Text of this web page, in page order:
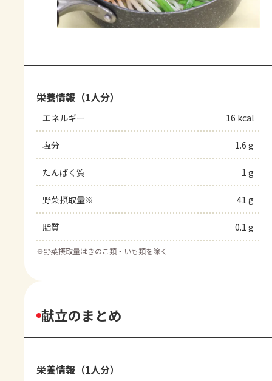
栄養情報（1人分）
エネルギー 16 kcal
塩分 1.6 g
たんぱく質 1 g
野菜摂取量※ 41 g
脂質 0.1 g
※野菜摂取量はきのこ類・いも類を除く
献立のまとめ
栄養情報（1人分）